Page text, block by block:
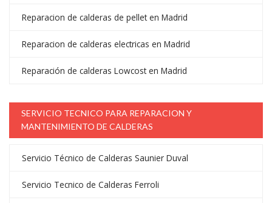
Reparacion de calderas de pellet en Madrid
Reparacion de calderas electricas en Madrid
Reparación de calderas Lowcost en Madrid
SERVICIO TECNICO PARA REPARACION Y
MANTENIMIENTO DE CALDERAS
Servicio Técnico de Calderas Saunier Duval
Servicio Tecnico de Calderas Ferroli